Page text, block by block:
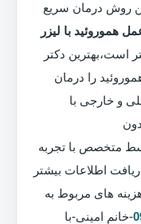
روش درمان سریع
هموروئید با لیزر
است،بهترین دکتر
را درمان
و خارجی با
متخصص با تجربه
اطلاعات بیشتر
های مربوط به
-خانم امینی-با